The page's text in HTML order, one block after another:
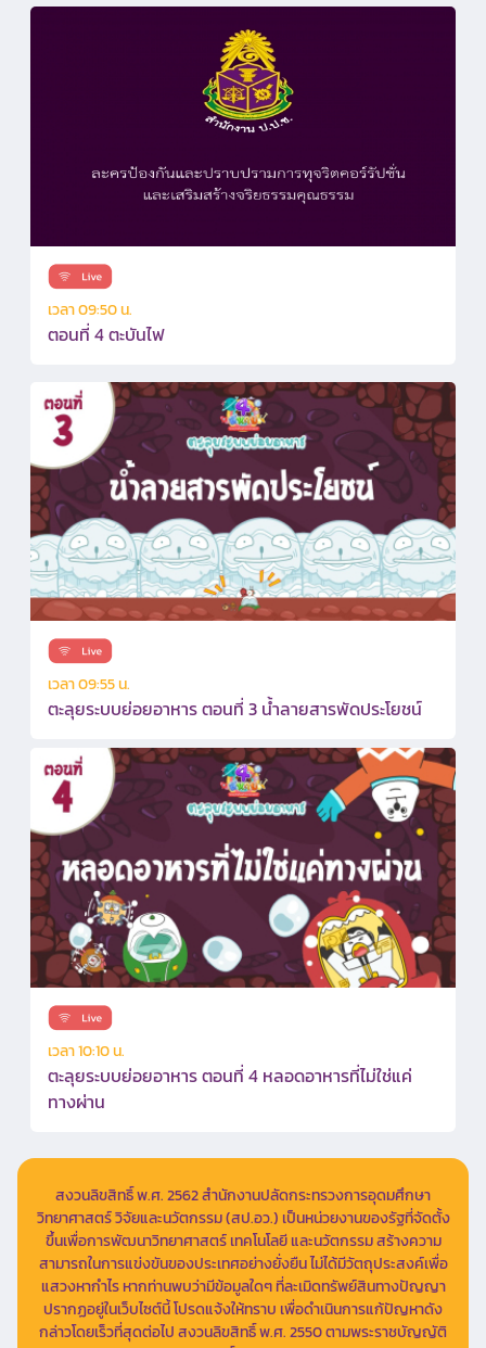
เวลา 09:50 น.
ตอนที่ 4 ตะบันไฟ
เวลา 09:55 น.
ตะลุยระบบย่อยอาหาร ตอนที่ 3 น้ำลายสารพัดประโยชน์
เวลา 10:10 น.
ตะลุยระบบย่อยอาหาร ตอนที่ 4 หลอดอาหารที่ไม่ใช่แค่
ทางผ่าน
สงวนลิขสิทธิ์ พ.ศ. 2562 สำนักงานปลัดกระทรวงการอุดมศึกษา
วิทยาศาสตร์ วิจัยและนวัตกรรม (สป.อว.) เป็นหน่วยงานของรัฐที่จัดตั้ง
ขึ้นเพื่อการพัฒนาวิทยาศาสตร์ เทคโนโลยี และนวัตกรรม สร้างความ
สามารถในการแข่งขันของประเทศอย่างยั่งยืน ไม่ได้มีวัตถุประสงค์เพื่อ
แสวงหากำไร หากท่านพบว่ามีข้อมูลใดๆ ที่ละเมิดทรัพย์สินทางปัญญา
ปรากฏอยู่ในเว็บไซต์นี้ โปรดแจ้งให้ทราบ เพื่อดำเนินการแก้ปัญหาดัง
กล่าวโดยเร็วที่สุดต่อไป สงวนลิขสิทธิ์ พ.ศ. 2550 ตามพระราชบัญญัติ